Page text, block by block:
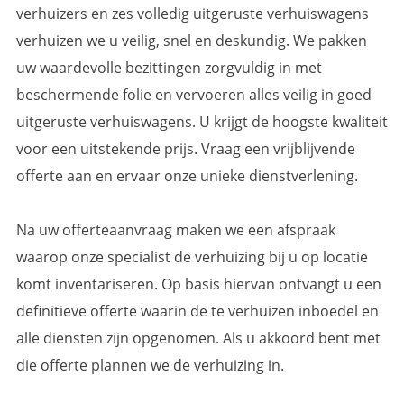
verhuizers en zes volledig uitgeruste verhuiswagens
verhuizen we u veilig, snel en deskundig. We pakken
uw waardevolle bezittingen zorgvuldig in met
beschermende folie en vervoeren alles veilig in goed
uitgeruste verhuiswagens. U krijgt de hoogste kwaliteit
voor een uitstekende prijs. Vraag een vrijblijvende
offerte aan en ervaar onze unieke dienstverlening.
Na uw offerteaanvraag maken we een afspraak
waarop onze specialist de verhuizing bij u op locatie
komt inventariseren. Op basis hiervan ontvangt u een
definitieve offerte waarin de te verhuizen inboedel en
alle diensten zijn opgenomen. Als u akkoord bent met
die offerte plannen we de verhuizing in.